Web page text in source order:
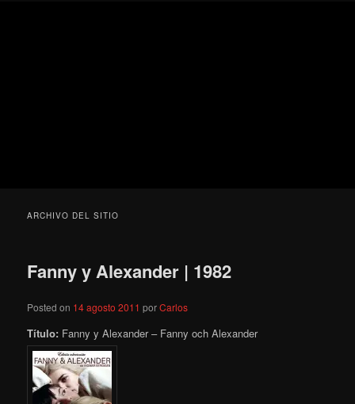
ARCHIVO DEL SITIO
Fanny y Alexander | 1982
Posted on 14 agosto 2011 porCarlos
Título: Fanny y Alexander – Fanny och Alexander